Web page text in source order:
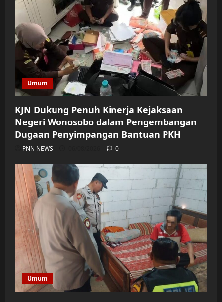
Umum
KJN Dukung Penuh Kinerja Kejaksaan
Negeri Wonosobo dalam Pengembangan
Dugaan Penyimpangan Bantuan PKH
PNN NEWS 0
Umum